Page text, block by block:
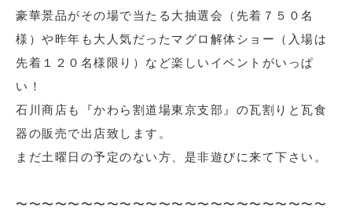
豪華景品がその場で当たる大抽選会（先着７５０名
様）や昨年も大人気だったマグロ解体ショー（入場は
先着１２０名様限り）など楽しいイベントがいっぱ
い！
石川商店も『かわら割道場東京支部』の瓦割りと瓦食
器の販売で出店致します。
まだ土曜日の予定のない方、是非遊びに来て下さい。
〜〜〜〜〜〜〜〜〜〜〜〜〜〜〜〜〜〜〜〜〜〜〜〜